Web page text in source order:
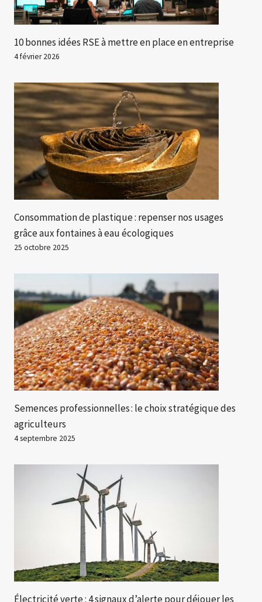
10 bonnes idées RSE à mettre en place en entreprise
4 février 2026
Consommation de plastique : repenser nos usages
grâce aux fontaines à eau écologiques
25 octobre 2025
Semences professionnelles : le choix stratégique des
agriculteurs
4 septembre 2025
Électricité verte : 4 signaux d’alerte pour déjouer les